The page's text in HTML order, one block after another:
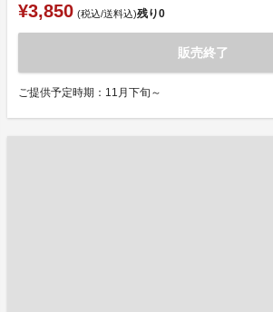
¥3,850 (税込/送料込)残り0
販売終了
ご提供予定時期：11月下旬～